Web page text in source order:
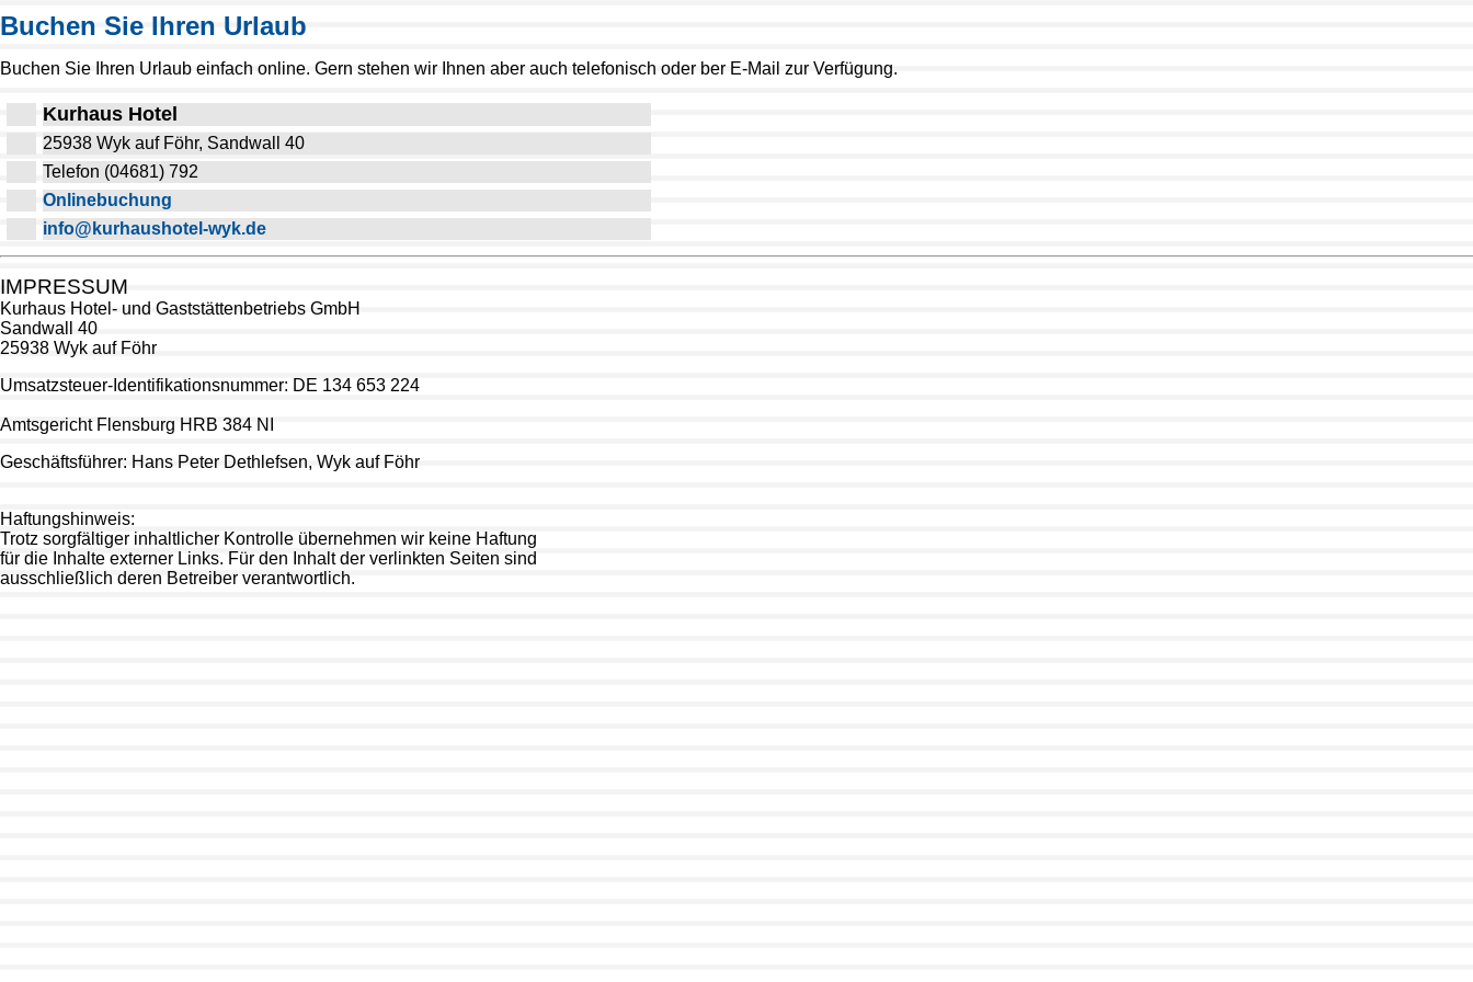
Buchen Sie Ihren Urlaub
Buchen Sie Ihren Urlaub einfach online. Gern stehen wir Ihnen aber auch telefonisch oder ber E-Mail zur Verfügung.
Kurhaus Hotel
25938 Wyk auf Föhr, Sandwall 40
Telefon (04681) 792
Onlinebuchung
info@kurhaushotel-wyk.de
IMPRESSUM
Kurhaus Hotel- und Gaststättenbetriebs GmbH
Sandwall 40
25938 Wyk auf Föhr
Umsatzsteuer-Identifikationsnummer: DE 134 653 224
Amtsgericht Flensburg HRB 384 NI
Geschäftsführer: Hans Peter Dethlefsen, Wyk auf Föhr
Haftungshinweis:
Trotz sorgfältiger inhaltlicher Kontrolle übernehmen wir keine Haftung
für die Inhalte externer Links. Für den Inhalt der verlinkten Seiten sind
ausschließlich deren Betreiber verantwortlich.